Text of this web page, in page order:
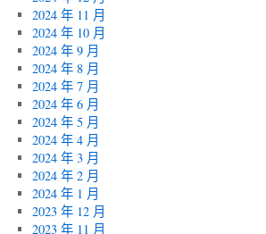
2024 年 11 月
2024 年 10 月
2024 年 9 月
2024 年 8 月
2024 年 7 月
2024 年 6 月
2024 年 5 月
2024 年 4 月
2024 年 3 月
2024 年 2 月
2024 年 1 月
2023 年 12 月
2023 年 11 月